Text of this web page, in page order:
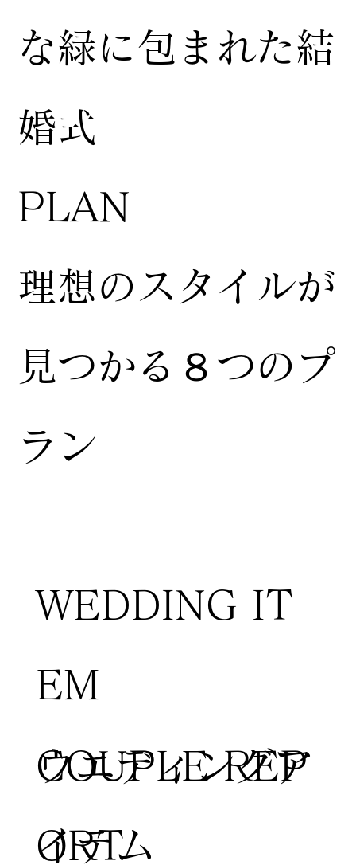
な緑に包まれた結
婚式
​PLAN
COUPLE REP
ORT
​理想のスタイルが
見つかる８つのプ
ラン
WEDDING IT
EM
​ウエディングア
イテム